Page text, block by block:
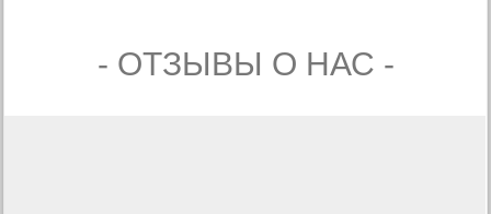
- ОТЗЫВЫ О НАС -